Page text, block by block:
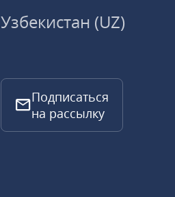
Узбекистан (UZ)
Подписаться
на рассылку